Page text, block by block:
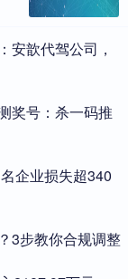
安歆代驾公司，
奖号：杀一码推
企业损失超340
3步教你合规调整